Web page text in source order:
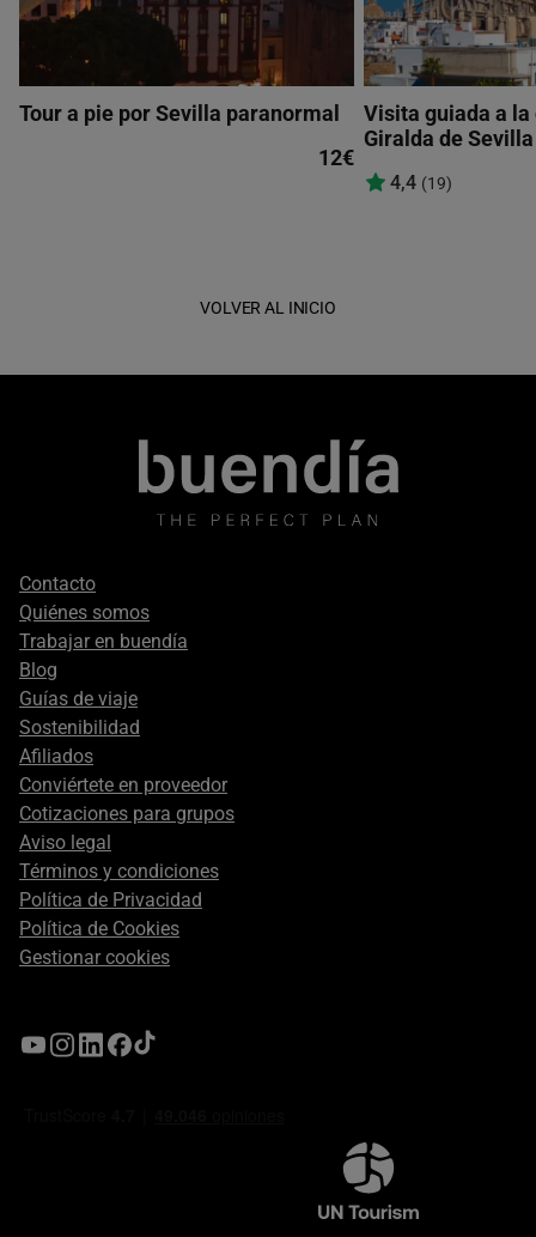
Tour a pie por Sevilla paranormal
12€
Visita guiada a
Giralda de Sevilla
4,4 (19)
VOLVER AL INICIO
Footer
secondary
Contacto
Quiénes somos
Trabajar en buendía
Blog
Guías de viaje
Sostenibilidad
Afiliados
Conviértete en proveedor
Cotizaciones para grupos
Aviso legal
Términos y condiciones
Política de Privacidad
Política de Cookies
Gestionar cookies